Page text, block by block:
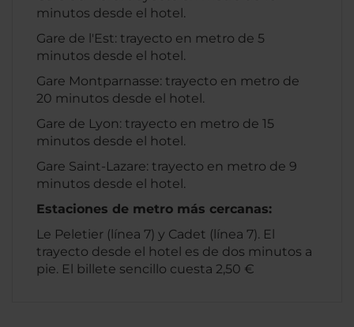
minutos desde el hotel.
Gare de l'Est: trayecto en metro de 5
minutos desde el hotel.
Gare Montparnasse: trayecto en metro de
20 minutos desde el hotel.
Gare de Lyon: trayecto en metro de 15
minutos desde el hotel.
Gare Saint-Lazare: trayecto en metro de 9
minutos desde el hotel.
Estaciones de metro más cercanas:
Le Peletier (línea 7) y Cadet (línea 7). El
trayecto desde el hotel es de dos minutos a
pie. El billete sencillo cuesta 2,50 €